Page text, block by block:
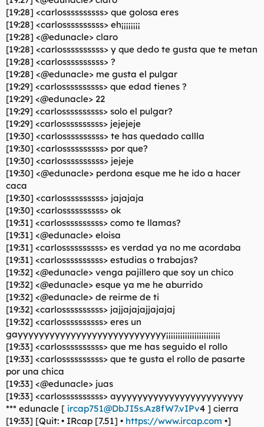
[19:28] <carlossssssssss> que golosa eres
[19:28] <carlossssssssss> eh¡¡¡¡¡¡¡¡
[19:28] <@edunacle> claro
[19:28] <carlossssssssss> y que dedo te gusta que te metan
[19:28] <carlossssssssss> ?
[19:28] <@edunacle> me gusta el pulgar
[19:29] <carlossssssssss> que edad tienes ?
[19:29] <@edunacle> 22
[19:29] <carlossssssssss> solo el pulgar?
[19:29] <carlossssssssss> jejejeje
[19:30] <carlossssssssss> te has quedado callla
[19:30] <carlossssssssss> por que?
[19:30] <carlossssssssss> jejeje
[19:30] <@edunacle> perdona esque me he ido a hacer
caca
[19:30] <carlossssssssss> jajajaja
[19:30] <carlossssssssss> ok
[19:31] <carlossssssssss> como te llamas?
[19:31] <@edunacle> eloisa
[19:31] <carlossssssssss> es verdad ya no me acordaba
[19:31] <carlossssssssss> estudias o trabajas?
[19:32] <@edunacle> venga pajillero que soy un chico
[19:32] <@edunacle> esque ya me he aburrido
[19:32] <@edunacle> de reirme de ti
[19:32] <carlossssssssss> jajjajajajjajajaj
[19:32] <carlossssssssss> eres un
gayyyyyyyyyyyyyyyyyyyyyyyyyyyy¡¡¡¡¡¡¡¡¡¡¡¡¡¡¡¡¡¡¡¡¡¡¡
[19:33] <carlossssssssss> que me has seguido el rollo
[19:33] <carlossssssssss> que te gusta el rollo de pasarte
por una chica
[19:33] <@edunacle> juas
[19:33] <carlossssssssss> ayyyyyyyyyyyyyyyyyyyyyyyy
*** edunacle [ ircap751@DbJI5s.Az8fW7.vIPv4 ] cierra
[19:33] [Quit: • IRcap [7.51] • https://www.ircap.com •]